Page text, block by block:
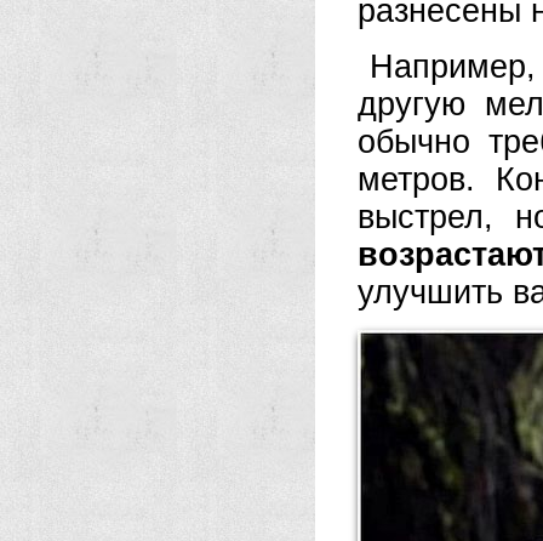
разнесены
другую
обычно
метров.
выстрел,
улучшить